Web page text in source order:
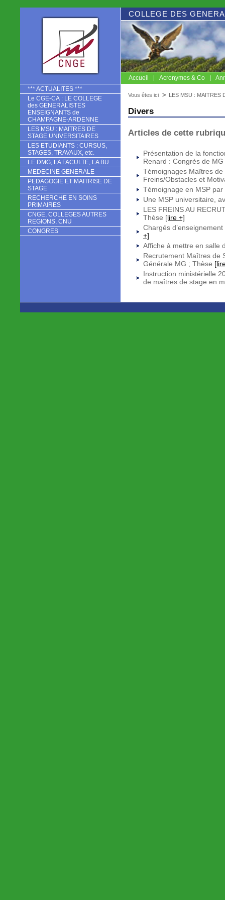
COLLEGE DES
CNGE
Accueil Acronymes & Co
*** ACTUALITES ***
Le CGE-CA : LE COLLEGE
des GENERALISTES
ENSEIGNANTS de
CHAMPAGNE-ARDENNE
LES MSU : MAITRES DE
STAGE UNIVERSITAIRES
LES ETUDIANTS : CURSUS,
STAGES, TRAVAUX, etc.
LE DMG, LA FACULTE, LA BU
MEDECINE GENERALE
PEDAGOGIE ET MAITRISE DE
STAGE
RECHERCHE EN SOINS
PRIMAIRES
CNGE, COLLEGES AUTRES
REGIONS, CNU
CONGRES
Vous êtes ici LES MSU : MAITRES
Divers
Articles de cette
Présentation de la
Renard : Congrès de
Témoignages Maîtres
Freins/Obstacles et
Témoignage en MSP
Une MSP universitaire,
LES FREINS AU
Thèse [lire +]
Chargés
+]
Affiche à mettre en salle
Recrutement Maîtres de
Générale MG ; Thèse
Instruction ministérielle
de maîtres de stage en